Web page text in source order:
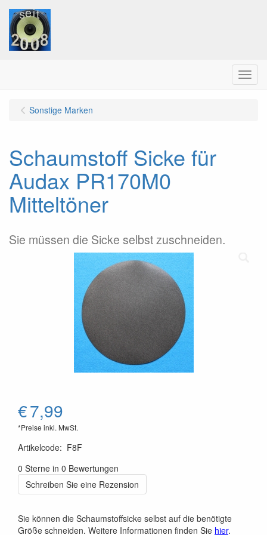
Menu
Sonstige Marken
Schaumstoff Sicke für
Audax PR170M0
Mitteltöner
Sie müssen die Sicke selbst zuschneiden.
€7,99
*Preise inkl. MwSt.
Artikelcode: F8F
0 Sterne in 0 Bewertungen
Schreiben Sie eine Rezension
Sie können die Schaumstoffsicke selbst auf die benötigte
Größe schneiden. Weitere Informationen finden Sie hier.